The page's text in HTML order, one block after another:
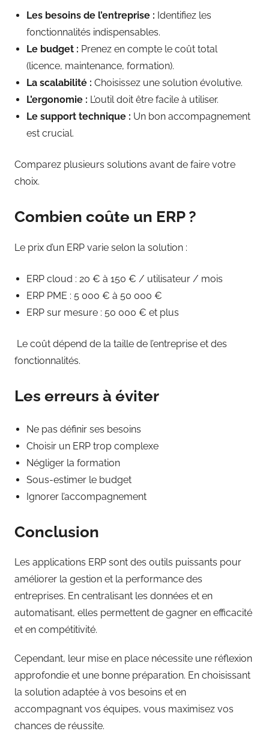
Les besoins de l’entreprise : Identifiez les
fonctionnalités indispensables.
Le budget : Prenez en compte le coût total
(licence, maintenance, formation).
La scalabilité : Choisissez une solution évolutive.
L’ergonomie : L’outil doit être facile à utiliser.
Le support technique : Un bon accompagnement
est crucial.
Comparez plusieurs solutions avant de faire votre
choix.
Combien coûte un ERP ?
Le prix d’un ERP varie selon la solution :
ERP cloud : 20 € à 150 € / utilisateur / mois
ERP PME : 5 000 € à 50 000 €
ERP sur mesure : 50 000 € et plus
Le coût dépend de la taille de l’entreprise et des
fonctionnalités.
Les erreurs à éviter
Ne pas définir ses besoins
Choisir un ERP trop complexe
Négliger la formation
Sous-estimer le budget
Ignorer l’accompagnement
Conclusion
Les applications ERP sont des outils puissants pour
améliorer la gestion et la performance des
entreprises. En centralisant les données et en
automatisant, elles permettent de gagner en efficacité
et en compétitivité.
Cependant, leur mise en place nécessite une réflexion
approfondie et une bonne préparation. En choisissant
la solution adaptée à vos besoins et en
accompagnant vos équipes, vous maximisez vos
chances de réussite.